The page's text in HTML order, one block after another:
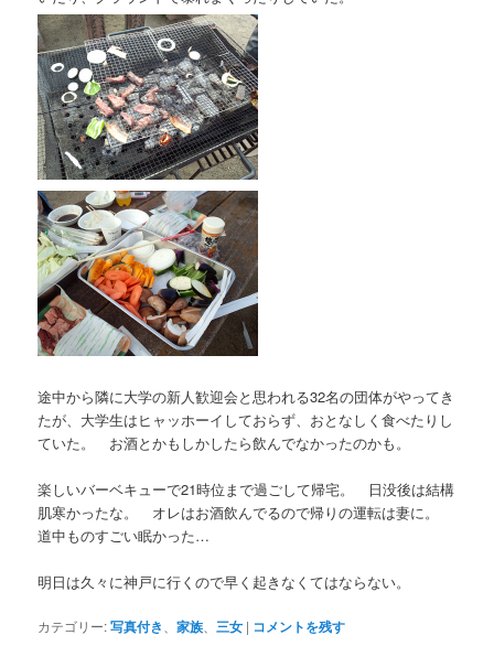
途中から隣に大学の新人歓迎会と思われる32名の団体がやってき
たが、大学生はヒャッホーイしておらず、おとなしく食べたりし
ていた。 お酒とかもしかしたら飲んでなかったのかも。
楽しいバーベキューで21時位まで過ごして帰宅。 日没後は結構
肌寒かったな。 オレはお酒飲んでるので帰りの運転は妻に。
道中ものすごい眠かった…
明日は久々に神戸に行くので早く起きなくてはならない。
カテゴリー:写真付き 、家族 三女 | コメントを残す